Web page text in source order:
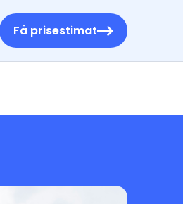
Få prisestimat